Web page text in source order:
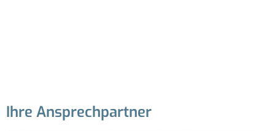
Ihre Ansprechpartner